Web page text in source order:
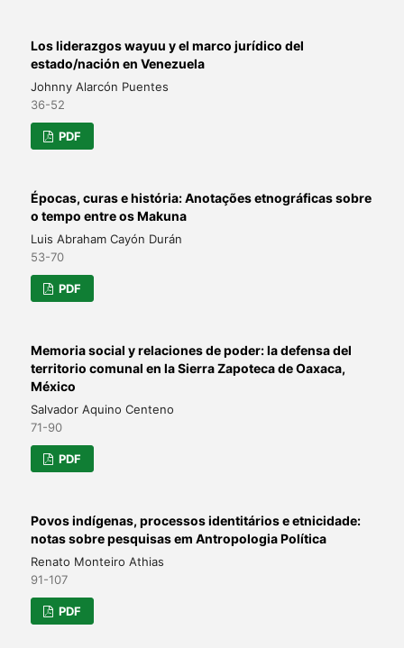
Los liderazgos wayuu y el marco jurídico del
estado/nación en Venezuela
Johnny Alarcón Puentes
36-52
PDF
Épocas, curas e história: Anotações etnográficas sobre
o tempo entre os Makuna
Luis Abraham Cayón Durán
53-70
PDF
Memoria social y relaciones de poder: la defensa del
territorio comunal en la Sierra Zapoteca de Oaxaca,
México
Salvador Aquino Centeno
71-90
PDF
Povos indígenas, processos identitários e etnicidade:
notas sobre pesquisas em Antropologia Política
Renato Monteiro Athias
91-107
PDF